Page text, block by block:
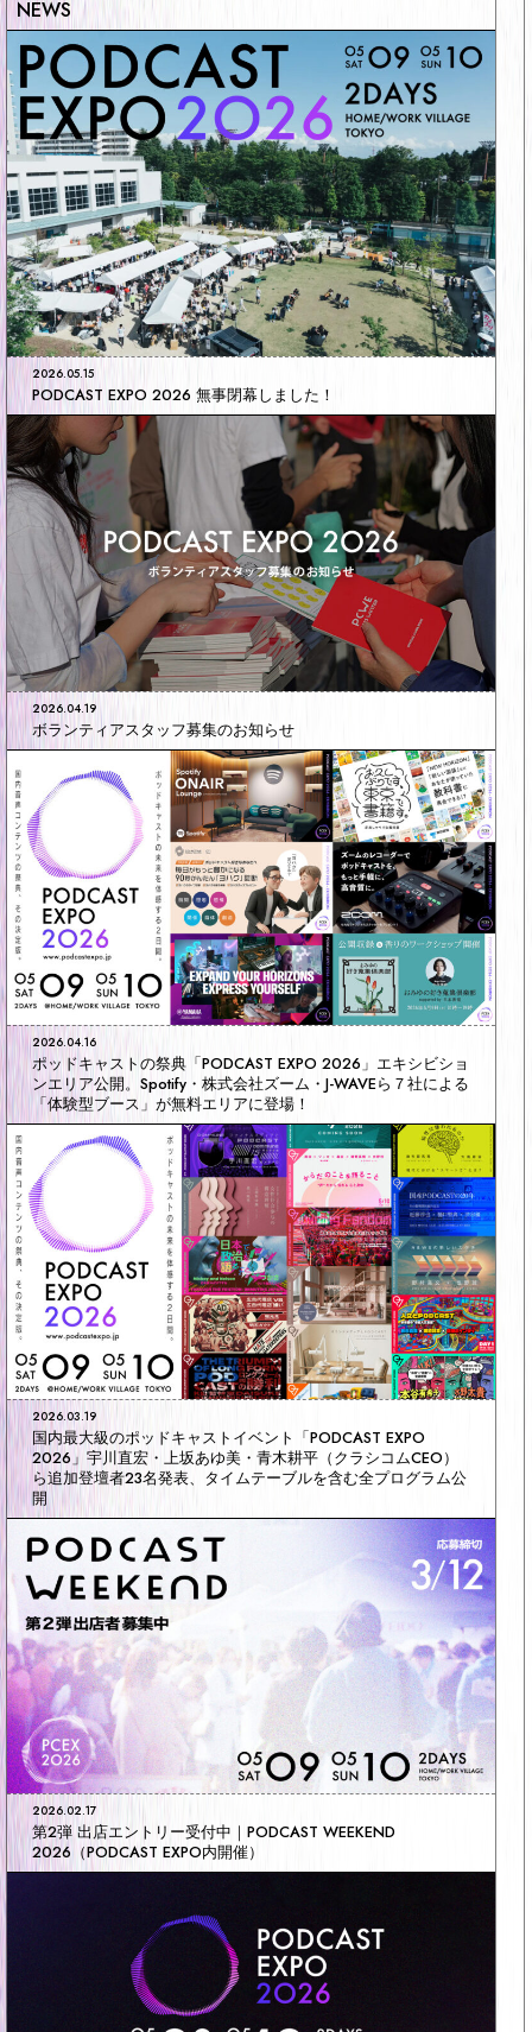
2026.05.15
PODCAST EXPO 2026 無事閉幕しました！
2026.04.19
ボランティアスタッフ募集のお知らせ
2026.04.16
ポッドキャストの祭典「PODCAST EXPO 2026」エキシビショ
ンエリア公開。Spotify・株式会社ズーム・J-WAVEら７社による
「体験型ブース」が無料エリアに登場！
2026.03.19
国内最大級のポッドキャストイベント「PODCAST EXPO
2026」宇川直宏・上坂あゆ美・青木耕平（クラシコムCEO）
ら追加登壇者23名発表、タイムテーブルを含む全プログラム公
開
2026.02.17
第2弾 出店エントリー受付中｜PODCAST WEEKEND
2026（PODCAST EXPO内開催）